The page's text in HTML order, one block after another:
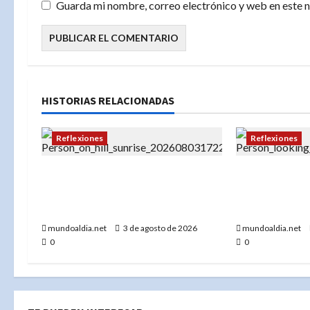
s
Guarda mi nombre, correo electrónico y web en este
HISTORIAS RELACIONADAS
Reflexiones
mundoaldia.net
3 de agosto de 2026
0
Reflexiones
mundoaldia.net
0